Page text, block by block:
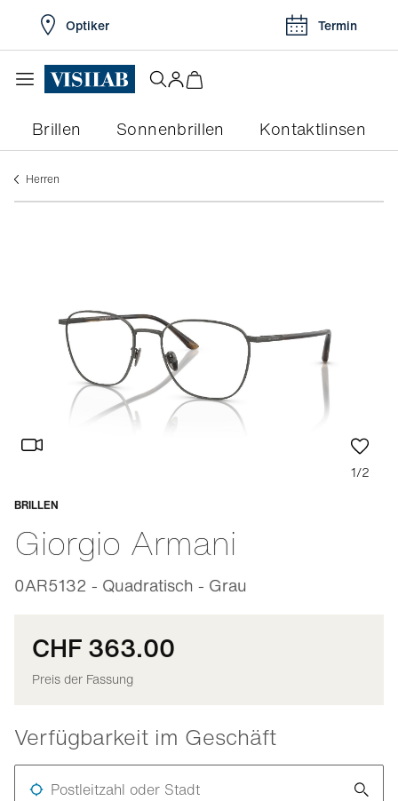
Optiker Termin
Brillen Sonnenbrillen Kontaktlinsen
herren
1/2
BRILLEN
Giorgio Armani
0AR5132 - Quadratisch - Grau
Anpassbar
CHF 363.00
Preis der Fassung
Verfügbarkeit im Geschäft
Postleitzahl oder Stadt